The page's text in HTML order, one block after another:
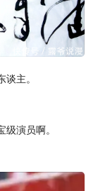
主。
演员啊。